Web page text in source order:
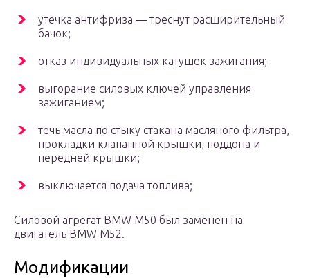
утечка антифриза — треснут расширительный
бачок;
отказ индивидуальных катушек зажигания;
выгорание силовых ключей управления
зажиганием;
течь масла по стыку стакана масляного фильтра,
прокладки клапанной крышки, поддона и
передней крышки;
выключается подача топлива;
Силовой агрегат BMW M50 был заменен на
двигатель BMW M52.
Модификации